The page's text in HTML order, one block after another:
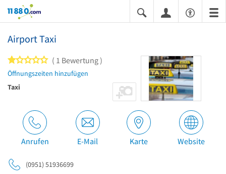
11880.com
Airport Taxi
1 von 5 Sternen
1 Bewertung
Öffnungszeiten hinzufügen
Taxi
Anrufen E-Mail Karte Website
(0951) 51936699